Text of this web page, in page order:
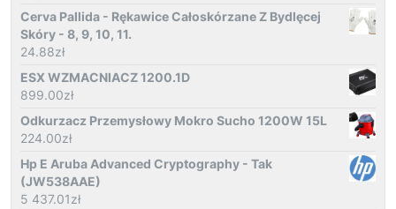
Cerva Pallida - Rękawice Całoskórzane Z Bydlęcej
Skóry - 8, 9, 10, 11.
24.88zł
ESX WZMACNIACZ 1200.1D
899.00zł
Odkurzacz Przemysłowy Mokro Sucho 1200W 15L
224.00zł
Hp E Aruba Advanced Cryptography - Tak
(JW538AAE)
5 437.01zł